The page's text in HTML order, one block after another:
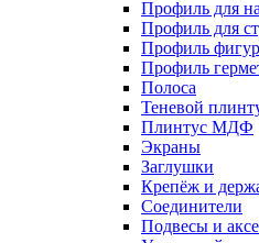
Профиль для
Профиль для
Профиль
Профиль
Полоса
Теневой
Плинтус МДФ
Экраны
Заглушки
Крепёж и
Соединители
Подвесы и